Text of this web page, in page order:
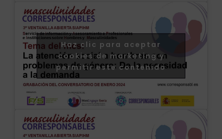
Haz clic para aceptar
cookies de marketing y
permitir este contenido